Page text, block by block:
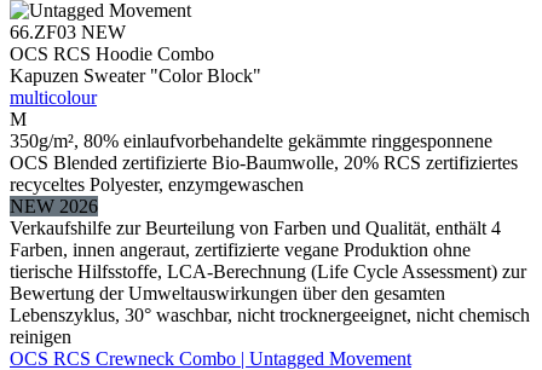
66.ZF03 NEW
OCS RCS Hoodie Combo
Kapuzen Sweater "Color Block"
multicolour
M
350g/m², 80% einlaufvorbehandelte gekämmte ringgesponnene
OCS Blended zertifizierte Bio-Baumwolle, 20% RCS zertifiziertes
recyceltes Polyester, enzymgewaschen
NEW 2026
Verkaufshilfe zur Beurteilung von Farben und Qualität, enthält 4
Farben, innen angeraut, zertifizierte vegane Produktion ohne
tierische Hilfsstoffe, LCA-Berechnung (Life Cycle Assessment) zur
Bewertung der Umweltauswirkungen über den gesamten
Lebenszyklus, 30° waschbar, nicht trocknergeeignet, nicht chemisch
reinigen
OCS RCS Crewneck Combo | Untagged Movement